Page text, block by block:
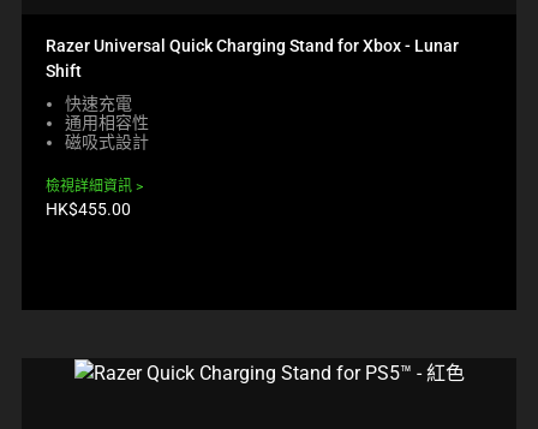
Razer Universal Quick Charging Stand for Xbox - Lunar
Shift
快速充電
通用相容性
磁吸式設計
檢視詳細資訊
產
HK$455.00